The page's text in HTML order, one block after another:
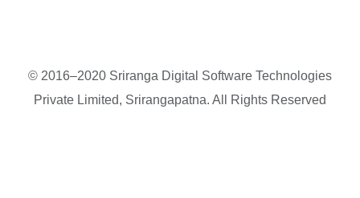
© 2016–2020 Sriranga Digital Software Technologies
Private Limited, Srirangapatna. All Rights Reserved